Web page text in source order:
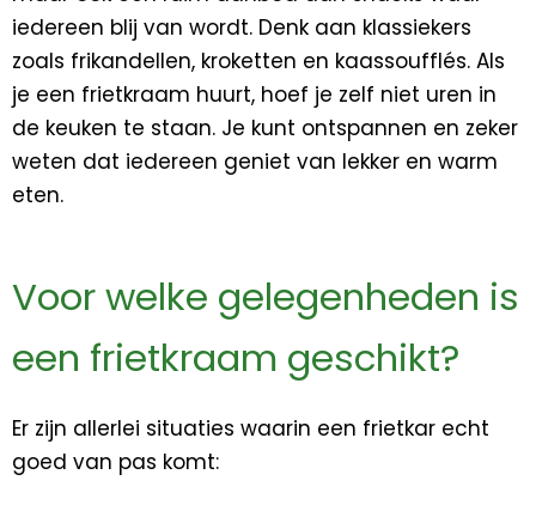
iedereen blij van wordt. Denk aan klassiekers
zoals frikandellen, kroketten en kaassoufflés. Als
je een frietkraam huurt, hoef je zelf niet uren in
de keuken te staan. Je kunt ontspannen en zeker
weten dat iedereen geniet van lekker en warm
eten.
Voor welke gelegenheden is
een frietkraam geschikt?
Er zijn allerlei situaties waarin een frietkar echt
goed van pas komt: